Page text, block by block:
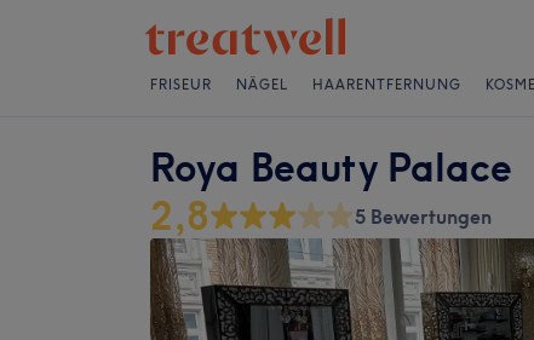
FRISEUR NÄGEL HAARENTFERNUNG
Roya Beauty Palace
2,8 5 Bewertungen